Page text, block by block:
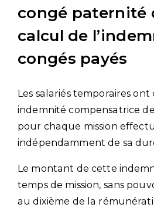
congé paternité
calcul de
congés payés
Les salariés temporaires
indemnité compensatrice
pour chaque mission
indépendamment de sa
Le montant de cette
temps de mission, sans
au dixième de la